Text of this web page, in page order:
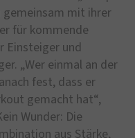
mit ihrer
für kommende
Einsteiger und
„Wer einmal an der
fest, dass er
gemacht hat“,
Wunder: Die
aus Stärke,